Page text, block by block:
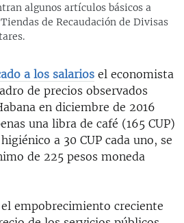
algunos artículos básicos a
de Recaudación de Divisas
a los salarios el economista
de precios observados
en diciembre de 2016
una libra de café (165 CUP)
a 30 CUP cada uno, se
de 225 pesos moneda
empobrecimiento creciente